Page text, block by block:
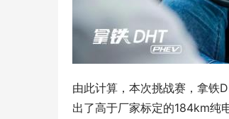
由此计算，本次挑战赛，拿铁
出了高于厂家标定的184km纯